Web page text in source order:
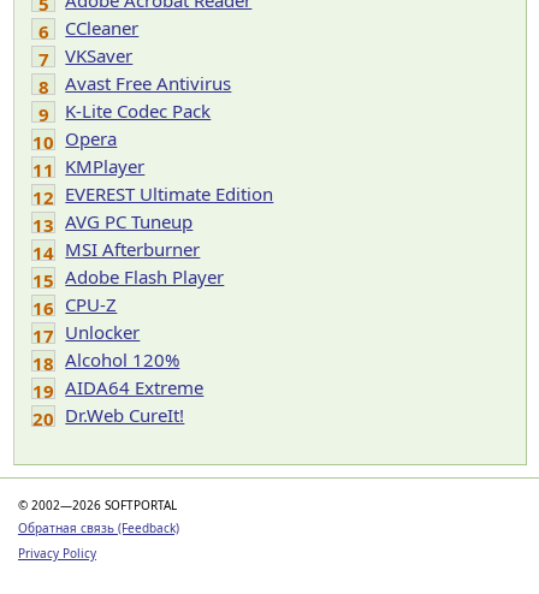
6
CCleaner
7
VKSaver
8
Avast Free Antivirus
9
K-Lite Codec Pack
10 Opera
11 KMPlayer
12 EVEREST Ultimate Edition
13 AVG PC Tuneup
14 MSI Afterburner
15 Adobe Flash Player
16 CPU-Z
17 Unlocker
18 Alcohol 120%
19 AIDA64 Extreme
20 Dr.Web CureIt!
© 2002—2026 SOFTPORTAL
Обратная связь (Feedback)
Privacy Policy